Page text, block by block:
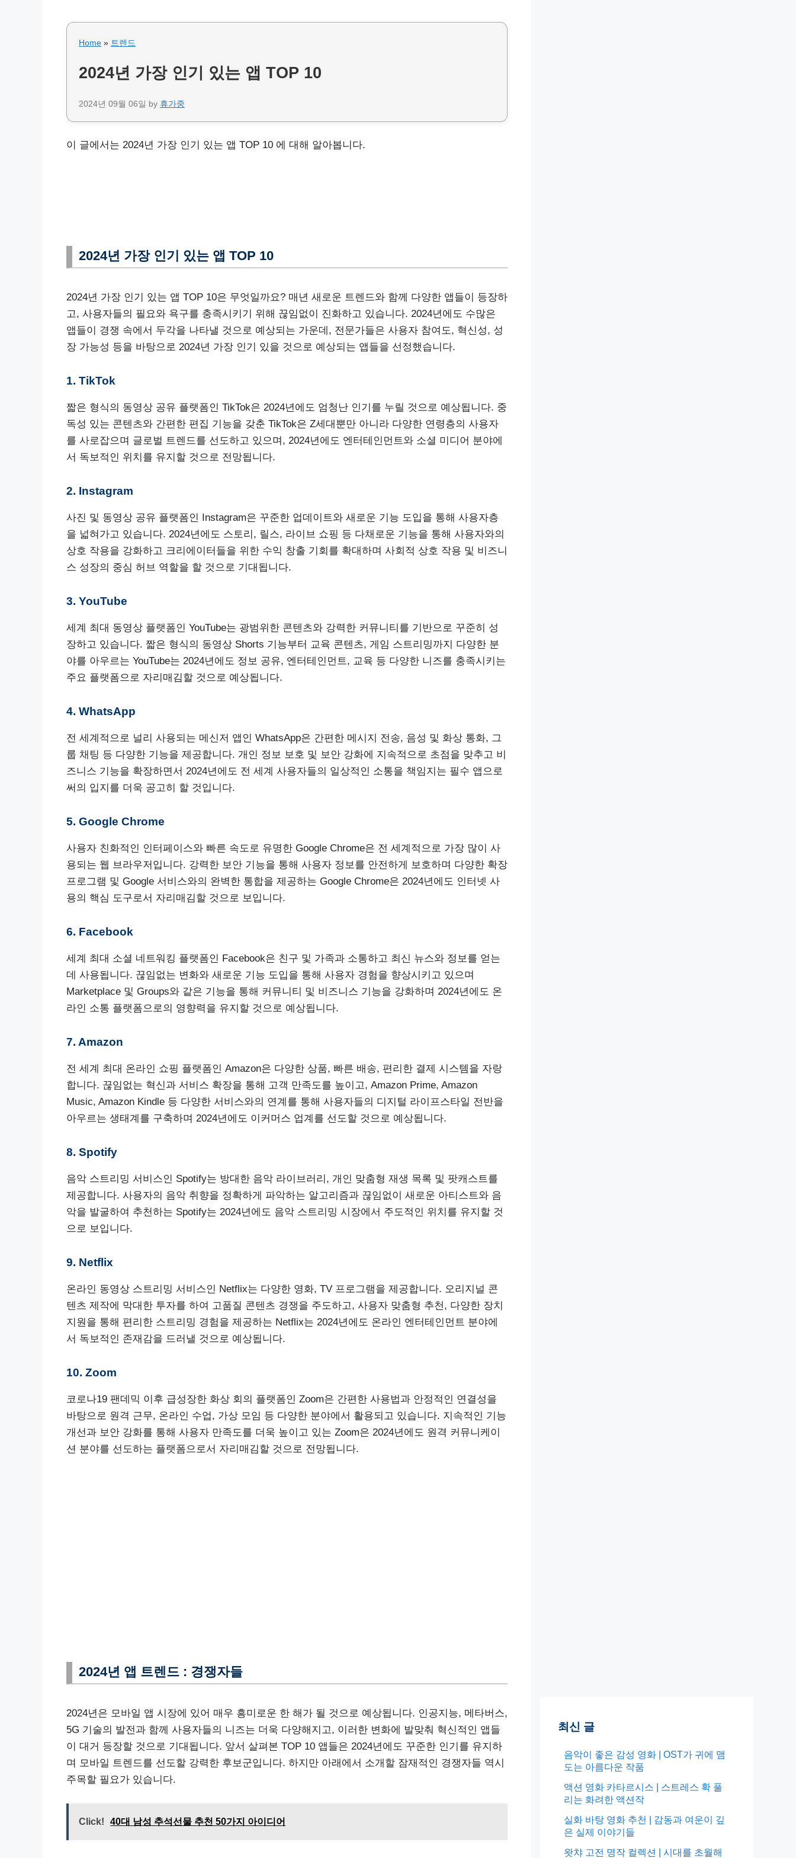
Home » 트렌드
2024년 가장 인기 있는 앱 TOP 10
2024년 09월 06일 by 휴가중
이 글에서는 2024년 가장 인기 있는 앱 TOP 10 에 대해 알아봅니다.
2024년 가장 인기 있는 앱 TOP 10
2024년 가장 인기 있는 앱 TOP 10은 무엇일까요? 매년 새로운 트렌드와 함께 다양한 앱들이 등장하
고, 사용자들의 필요와 욕구를 충족시키기 위해 끊임없이 진화하고 있습니다. 2024년에도 수많은
앱들이 경쟁 속에서 두각을 나타낼 것으로 예상되는 가운데, 전문가들은 사용자 참여도, 혁신성, 성
장 가능성 등을 바탕으로 2024년 가장 인기 있을 것으로 예상되는 앱들을 선정했습니다.
1. TikTok
짧은 형식의 동영상 공유 플랫폼인 TikTok은 2024년에도 엄청난 인기를 누릴 것으로 예상됩니다. 중
독성 있는 콘텐츠와 간편한 편집 기능을 갖춘 TikTok은 Z세대뿐만 아니라 다양한 연령층의 사용자
를 사로잡으며 글로벌 트렌드를 선도하고 있으며, 2024년에도 엔터테인먼트와 소셜 미디어 분야에
서 독보적인 위치를 유지할 것으로 전망됩니다.
2. Instagram
사진 및 동영상 공유 플랫폼인 Instagram은 꾸준한 업데이트와 새로운 기능 도입을 통해 사용자층
을 넓혀가고 있습니다. 2024년에도 스토리, 릴스, 라이브 쇼핑 등 다채로운 기능을 통해 사용자와의
상호 작용을 강화하고 크리에이터들을 위한 수익 창출 기회를 확대하며 사회적 상호 작용 및 비즈니
스 성장의 중심 허브 역할을 할 것으로 기대됩니다.
3. YouTube
세계 최대 동영상 플랫폼인 YouTube는 광범위한 콘텐츠와 강력한 커뮤니티를 기반으로 꾸준히 성
장하고 있습니다. 짧은 형식의 동영상 Shorts 기능부터 교육 콘텐츠, 게임 스트리밍까지 다양한 분
야를 아우르는 YouTube는 2024년에도 정보 공유, 엔터테인먼트, 교육 등 다양한 니즈를 충족시키는
주요 플랫폼으로 자리매김할 것으로 예상됩니다.
4. WhatsApp
전 세계적으로 널리 사용되는 메신저 앱인 WhatsApp은 간편한 메시지 전송, 음성 및 화상 통화, 그
룹 채팅 등 다양한 기능을 제공합니다. 개인 정보 보호 및 보안 강화에 지속적으로 초점을 맞추고 비
즈니스 기능을 확장하면서 2024년에도 전 세계 사용자들의 일상적인 소통을 책임지는 필수 앱으로
써의 입지를 더욱 공고히 할 것입니다.
5. Google Chrome
사용자 친화적인 인터페이스와 빠른 속도로 유명한 Google Chrome은 전 세계적으로 가장 많이 사
용되는 웹 브라우저입니다. 강력한 보안 기능을 통해 사용자 정보를 안전하게 보호하며 다양한 확장
프로그램 및 Google 서비스와의 완벽한 통합을 제공하는 Google Chrome은 2024년에도 인터넷 사
용의 핵심 도구로서 자리매김할 것으로 보입니다.
6. Facebook
세계 최대 소셜 네트워킹 플랫폼인 Facebook은 친구 및 가족과 소통하고 최신 뉴스와 정보를 얻는
데 사용됩니다. 끊임없는 변화와 새로운 기능 도입을 통해 사용자 경험을 향상시키고 있으며
Marketplace 및 Groups와 같은 기능을 통해 커뮤니티 및 비즈니스 기능을 강화하며 2024년에도 온
라인 소통 플랫폼으로의 영향력을 유지할 것으로 예상됩니다.
7. Amazon
전 세계 최대 온라인 쇼핑 플랫폼인 Amazon은 다양한 상품, 빠른 배송, 편리한 결제 시스템을 자랑
합니다. 끊임없는 혁신과 서비스 확장을 통해 고객 만족도를 높이고, Amazon Prime, Amazon
Music, Amazon Kindle 등 다양한 서비스와의 연계를 통해 사용자들의 디지털 라이프스타일 전반을
아우르는 생태계를 구축하며 2024년에도 이커머스 업계를 선도할 것으로 예상됩니다.
8. Spotify
음악 스트리밍 서비스인 Spotify는 방대한 음악 라이브러리, 개인 맞춤형 재생 목록 및 팟캐스트를
제공합니다. 사용자의 음악 취향을 정확하게 파악하는 알고리즘과 끊임없이 새로운 아티스트와 음
악을 발굴하여 추천하는 Spotify는 2024년에도 음악 스트리밍 시장에서 주도적인 위치를 유지할 것
으로 보입니다.
9. Netflix
온라인 동영상 스트리밍 서비스인 Netflix는 다양한 영화, TV 프로그램을 제공합니다. 오리지널 콘
텐츠 제작에 막대한 투자를 하여 고품질 콘텐츠 경쟁을 주도하고, 사용자 맞춤형 추천, 다양한 장치
지원을 통해 편리한 스트리밍 경험을 제공하는 Netflix는 2024년에도 온라인 엔터테인먼트 분야에
서 독보적인 존재감을 드러낼 것으로 예상됩니다.
10. Zoom
코로나19 팬데믹 이후 급성장한 화상 회의 플랫폼인 Zoom은 간편한 사용법과 안정적인 연결성을
바탕으로 원격 근무, 온라인 수업, 가상 모임 등 다양한 분야에서 활용되고 있습니다. 지속적인 기능
개선과 보안 강화를 통해 사용자 만족도를 더욱 높이고 있는 Zoom은 2024년에도 원격 커뮤니케이
션 분야를 선도하는 플랫폼으로서 자리매김할 것으로 전망됩니다.
2024년 앱 트렌드 : 경쟁자들
2024년은 모바일 앱 시장에 있어 매우 흥미로운 한 해가 될 것으로 예상됩니다. 인공지능, 메타버스,
5G 기술의 발전과 함께 사용자들의 니즈는 더욱 다양해지고, 이러한 변화에 발맞춰 혁신적인 앱들
이 대거 등장할 것으로 기대됩니다. 앞서 살펴본 TOP 10 앱들은 2024년에도 꾸준한 인기를 유지하
며 모바일 트렌드를 선도할 강력한 후보군입니다. 하지만 아래에서 소개할 잠재적인 경쟁자들 역시
주목할 필요가 있습니다.
Click! 40대 남성 추석선물 추천 50가지 아이디어
최신 글
음악이 좋은 감성 영화 | OST가 귀에 맴
도는 아름다운 작품
액션 영화 카타르시스 | 스트레스 확 풀
리는 화려한 액션작
실화 바탕 영화 추천 | 감동과 여운이 깊
은 실제 이야기들
왓챠 고전 명작 컬렉션 | 시대를 초월해